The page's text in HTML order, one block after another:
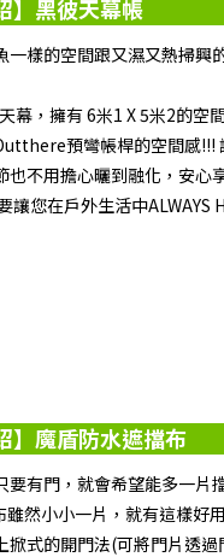
】黑彼天幕帳
一樣的空間跟又濕又熱掃興
，擁有 6米1 X 5米2的空
預彎帳桿的空間感!!!
不用擔心曬到融化，安心
您在戶外生活中ALWAYS
】魔盾防水遮擋布
要有門，就會希望能多一片
然小小一片，就有這樣好
式的開門法(可將門片透過